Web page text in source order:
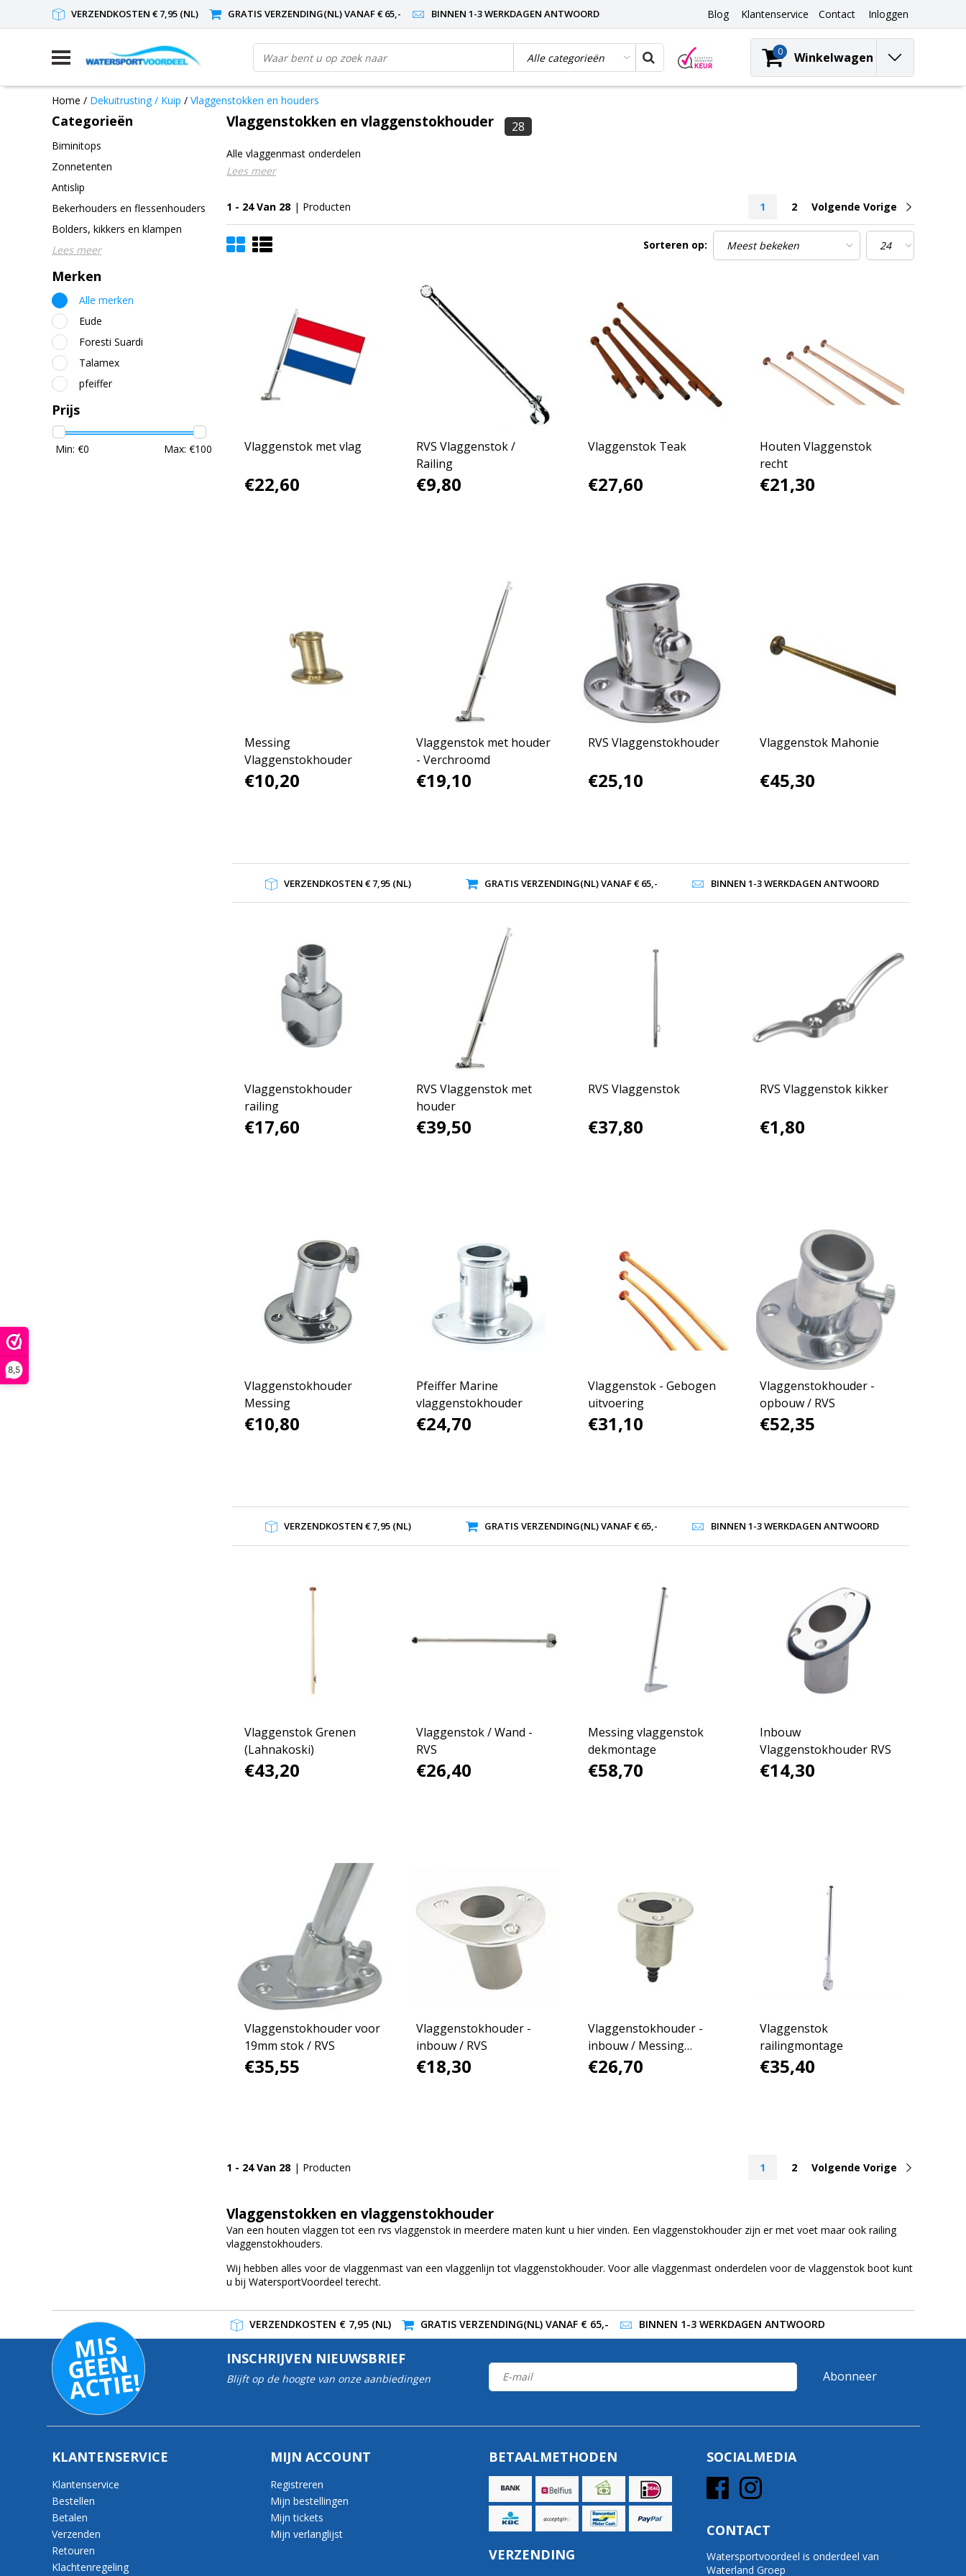
8,5
VERZENDKOSTEN € 7,95 (NL) GRATIS VERZENDING(NL) VANAF € 65,- BINNEN 1-3 WERKDAGEN ANTWOORD Blog Klantenservice Contact Inloggen
0 Winkelwagen
Home / Dekuitrusting / Kuip / Vlaggenstokken en houders
Categorieën
Biminitops
Zonnetenten
Antislip
Bekerhouders en flessenhouders
Bolders, kikkers en klampen
Lees meer
Merken
Alle merken
Eude
Foresti Suardi
Talamex
pfeiffer
Prijs
Min: €0 Max: €100
Vlaggenstokken en vlaggenstokhouder 28
Alle vlaggenmast onderdelen
Lees meer
1 - 24 Van 28 | Producten 1 2 Volgende Vorige
Sorteren op:
Vlaggenstok met vlag
€22,60
RVS Vlaggenstok /
Railing
€9,80
Vlaggenstok Teak
€27,60
Houten Vlaggenstok
recht
€21,30
Messing
Vlaggenstokhouder
€10,20
Vlaggenstok met houder
- Verchroomd
€19,10
RVS Vlaggenstokhouder
€25,10
Vlaggenstok Mahonie
€45,30
VERZENDKOSTEN € 7,95 (NL) GRATIS VERZENDING(NL) VANAF € 65,- BINNEN 1-3 WERKDAGEN ANTWOORD
Vlaggenstokhouder
railing
€17,60
RVS Vlaggenstok met
houder
€39,50
RVS Vlaggenstok
€37,80
RVS Vlaggenstok kikker
€1,80
Vlaggenstokhouder
Messing
€10,80
Pfeiffer Marine
vlaggenstokhouder
€24,70
Vlaggenstok - Gebogen
uitvoering
€31,10
Vlaggenstokhouder -
opbouw / RVS
€52,35
VERZENDKOSTEN € 7,95 (NL) GRATIS VERZENDING(NL) VANAF € 65,- BINNEN 1-3 WERKDAGEN ANTWOORD
Vlaggenstok Grenen
(Lahnakoski)
€43,20
Vlaggenstok / Wand -
RVS
€26,40
Messing vlaggenstok
dekmontage
€58,70
Inbouw
Vlaggenstokhouder RVS
€14,30
Vlaggenstokhouder voor
19mm stok / RVS
€35,55
Vlaggenstokhouder -
inbouw / RVS
€18,30
Vlaggenstokhouder -
inbouw / Messing
verchroomd
€26,70
Vlaggenstok
railingmontage
€35,40
1 - 24 Van 28 | Producten 1 2 Volgende Vorige
Vlaggenstokken en vlaggenstokhouder
Van een houten vlaggen tot een rvs vlaggenstok in meerdere maten kunt u hier vinden. Een vlaggenstokhouder zijn er met voet maar ook railing
vlaggenstokhouders.
Wij hebben alles voor de vlaggenmast van een vlaggenlijn tot vlaggenstokhouder. Voor alle vlaggenmast onderdelen voor de vlaggenstok boot kunt
u bij WatersportVoordeel terecht.
VERZENDKOSTEN € 7,95 (NL) GRATIS VERZENDING(NL) VANAF € 65,- BINNEN 1-3 WERKDAGEN ANTWOORD
MI
S
G
E
E
N
A
C
TI
E!
INSCHRIJVEN NIEUWSBRIEF
Blijft op de hoogte van onze aanbiedingen Abonneer
KLANTENSERVICE
Klantenservice
Bestellen
Betalen
Verzenden
Retouren
Klachtenregeling
MIJN ACCOUNT
Registreren
Mijn bestellingen
Mijn tickets
Mijn verlanglijst
BETAALMETHODEN
VERZENDING
SOCIALMEDIA
CONTACT
Watersportvoordeel is onderdeel van
Waterland Groep